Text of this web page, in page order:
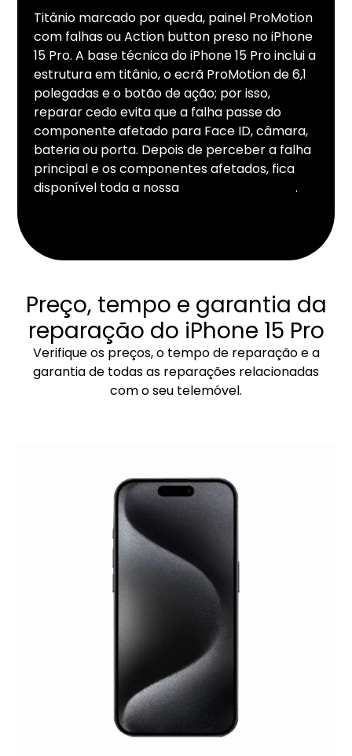
Titânio marcado por queda, painel ProMotion
com falhas ou Action button preso no iPhone
15 Pro. A base técnica do iPhone 15 Pro inclui a
estrutura em titânio, o ecrã ProMotion de 6,1
polegadas e o botão de ação; por isso,
reparar cedo evita que a falha passe do
componente afetado para Face ID, câmara,
bateria ou porta. Depois de perceber a falha
principal e os componentes afetados, fica
disponível toda a nossa
.
Preço, tempo e garantia da
reparação do iPhone 15 Pro
Verifique os preços, o tempo de reparação e a
garantia de todas as reparações relacionadas
com o seu telemóvel.